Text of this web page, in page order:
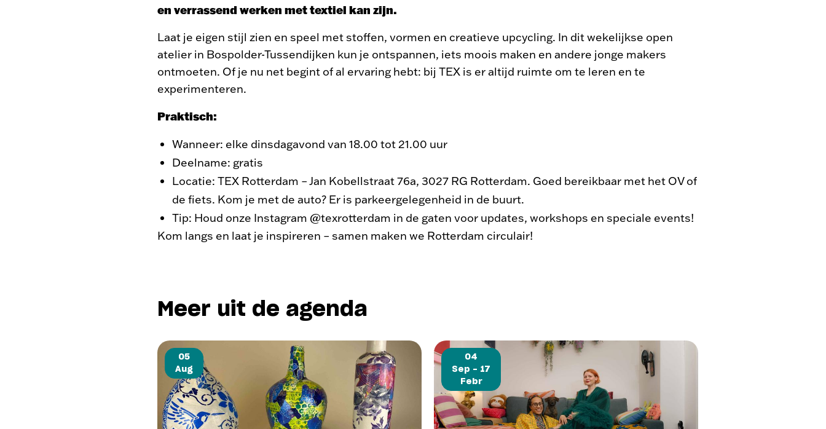
en verrassend werken met textiel kan zijn.
Laat je eigen stijl zien en speel met stoffen, vormen en creatieve upcycling. In dit wekelijkse open
atelier in Bospolder-Tussendijken kun je ontspannen, iets moois maken en andere jonge makers
ontmoeten. Of je nu net begint of al ervaring hebt: bij TEX is er altijd ruimte om te leren en te
experimenteren.
Praktisch:
Wanneer: elke dinsdagavond van 18.00 tot 21.00 uur
Deelname: gratis
Locatie: TEX Rotterdam – Jan Kobellstraat 76a, 3027 RG Rotterdam. Goed bereikbaar met het OV of
de fiets. Kom je met de auto? Er is parkeergelegenheid in de buurt.
Tip: Houd onze Instagram @texrotterdam in de gaten voor updates, workshops en speciale events!
Kom langs en laat je inspireren – samen maken we Rotterdam circulair!
Meer uit de agenda
05
Aug
04
Sep - 17
Febr